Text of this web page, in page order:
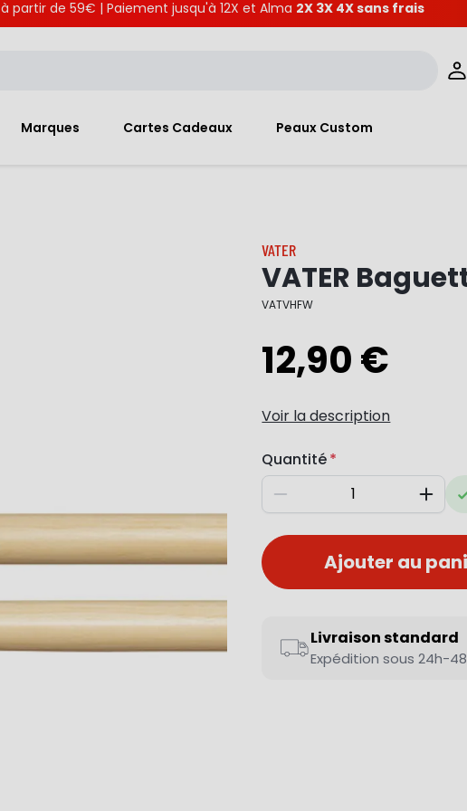
à partir de 59€ | Paiement jusqu'à 12X et Alma 2X 3X 4X sans frais
Marques Cartes Cadeaux Peaux Custom
VATER
VATER
VATVHFW
12,90 €
Voir la description
Quantité
Diminuer
Ajouter au
Livraison standard
Expédition sous 24h-